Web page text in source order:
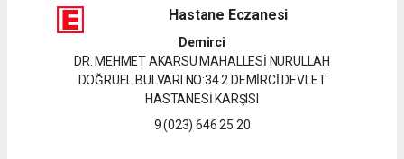
Hastane Eczanesi
Demirci
DR. MEHMET AKARSU MAHALLESİ NURULLAH
DOĞRUEL BULVARI NO:34 2 DEMİRCİ DEVLET
HASTANESİ KARŞISI
9 (023) 646 25 20